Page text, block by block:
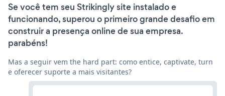
Se você tem seu Strikingly site instalado e
funcionando, superou o primeiro grande desafio em
construir a presença online de sua empresa.
parabéns!
Mas a seguir vem the hard part: como entice, captivate, turn
e oferecer suporte a mais visitantes?